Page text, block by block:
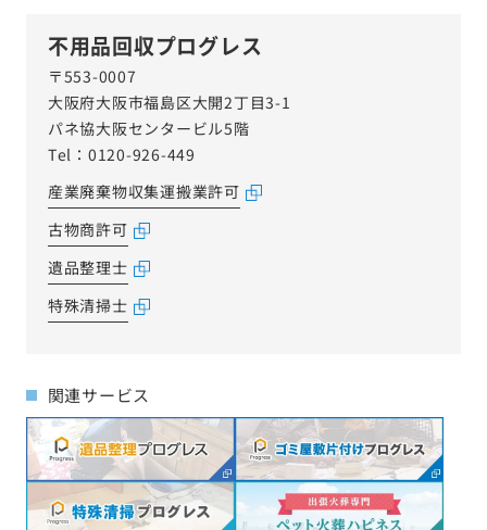
不用品回収プログレス
〒553-0007
大阪府大阪市福島区大開2丁目3-1
パネ協大阪センタービル5階
Tel：0120-926-449
産業廃棄物収集運搬業許可
古物商許可
遺品整理士
特殊清掃士
関連サービス